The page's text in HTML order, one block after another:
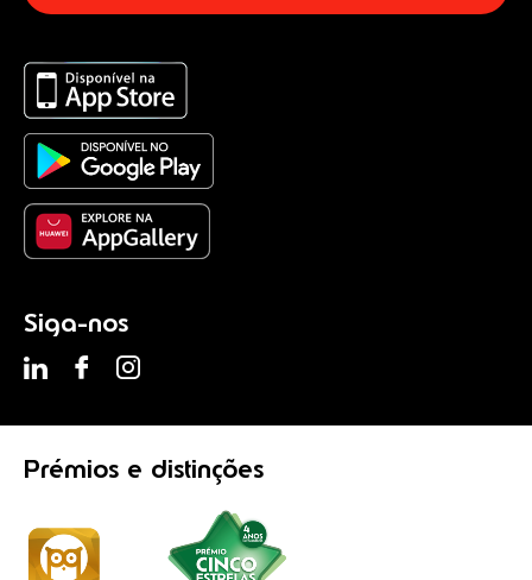
Siga-nos
Prémios e distinções